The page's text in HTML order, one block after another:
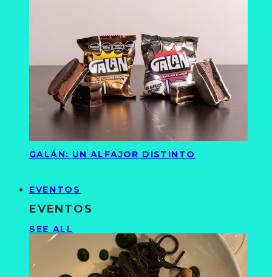
GALÁN: UN ALFAJOR DISTINTO
EVENTOS
EVENTOS
SEE ALL